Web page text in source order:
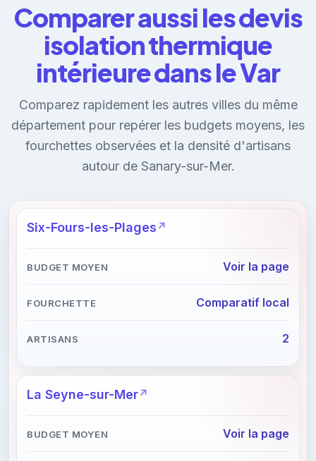
Comparer aussi les devis
isolation thermique
intérieure dans le Var
Comparez rapidement les autres villes du même
département pour repérer les budgets moyens, les
fourchettes observées et la densité d'artisans
autour de Sanary-sur-Mer.
Six-Fours-les-Plages
Voir la page
Comparatif local
2
La Seyne-sur-Mer
Voir la page